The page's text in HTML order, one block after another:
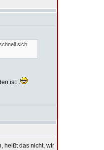
sich
ist...
heißt das nicht, wir